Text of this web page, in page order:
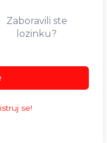
Zaboravili ste
lozinku?
se!